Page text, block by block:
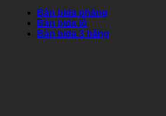
Bàn bida phăng
Bàn bida lỗ
Bàn bida 3 băng